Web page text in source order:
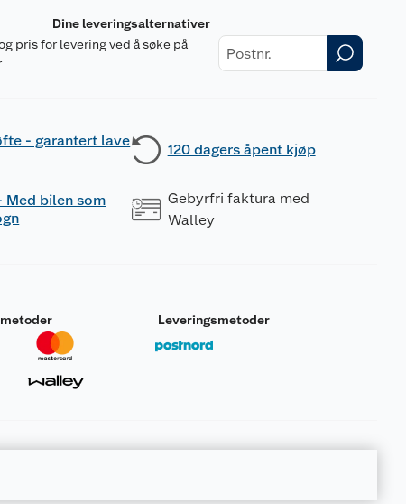
Dine leveringsalternativer
pris for levering ved å søke på
- garantert lave
120 dagers åpent kjøp
Med bilen som
Gebyrfri faktura med
Walley
Leveringsmetoder